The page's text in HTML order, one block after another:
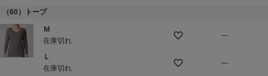
（60）トープ
Ｍ
在庫切れ
—
Ｌ
在庫切れ
—